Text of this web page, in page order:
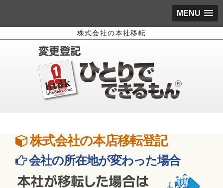
MENU
株式会社の本社移転
株式会社の本店移転登記
会社の所在地が変わった場合